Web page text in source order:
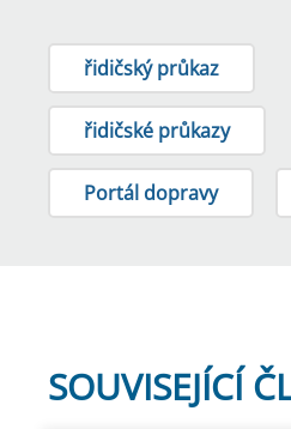
řidičský průkaz
řidičské průkazy
Portál dopravy
SOUVISEJÍCÍ